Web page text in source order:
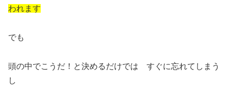
われます
でも
頭の中でこうだ！と決めるだけでは すぐに忘れてしまう
し